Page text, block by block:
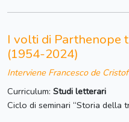
I volti di Parthenope
(1954-2024)
Interviene Francesco de
Curriculum: Studi letterari
Ciclo di seminari “Storia della